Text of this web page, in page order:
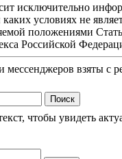
исключительно
условиях не
положениями
Российской
мессенджеров взяты с
Поиск
чтобы увидеть